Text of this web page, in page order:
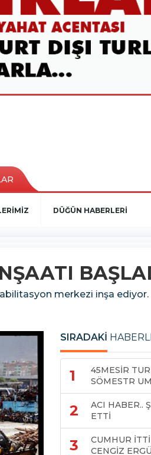
DÜĞÜN HABERLERİ
merkezi inşa ediyor.
SIRADAKİ
1
45MESİR
SÖMESTR
2
ACI HABER..
ETTİ
3
CUMHUR
CENGİZ